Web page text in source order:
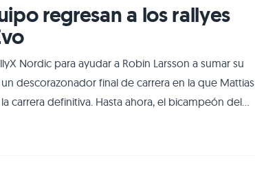
regresan a los rallyes
Nordic para ayudar a Robin Larsson a sumar su
descorazonador final de carrera en la que Mattias
carrera definitiva. Hasta ahora, el bicampeón del